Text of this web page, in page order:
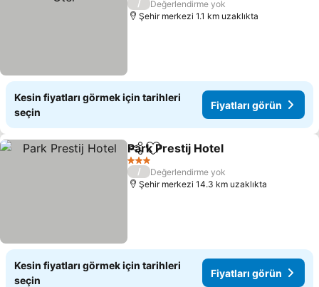
/
Değerlendirme yok
Şehir merkezi 1.1 km uzaklıkta
Kesin fiyatları görmek için tarihleri
seçin
Fiyatları görün
PaylaşFavorilerime ekle
Park Prestij Hotel
3 Yıldız
/
Değerlendirme yok
Şehir merkezi 14.3 km uzaklıkta
Kesin fiyatları görmek için tarihleri
seçin
Fiyatları görün